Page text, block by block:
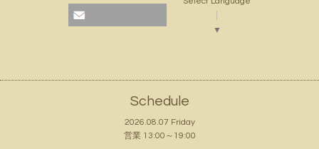
▼
Schedule
2026.08.07 Friday
営業 13:00～19:00